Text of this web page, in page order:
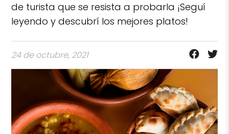
de turista que se resista a probarla ¡Seguí
leyendo y descubrí los mejores platos!
24 de octubre, 2021